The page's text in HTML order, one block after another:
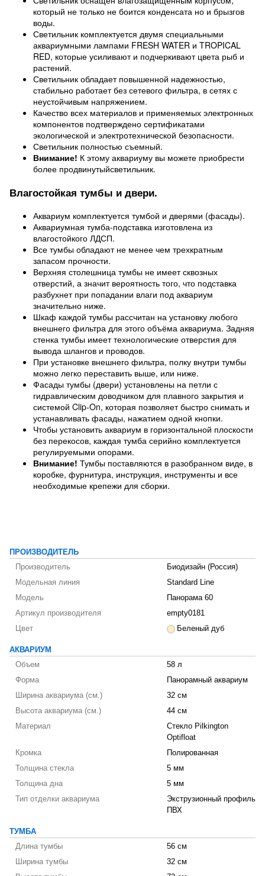
который не только не боится конденсата но и брызгов
воды.
Светильник комплектуется двумя специальными
аквариумными лампами FRESH WATER и TROPICAL
RED, которые усиливают и подчеркивают цвета рыб и
растений.
Светильник обладает повышенной надежностью,
стабильно работает без сетевого фильтра, в сетях с
неустойчивым напряжением.
Качество всех материалов и применяемых электронных
компонентов подтверждено сертификатами
экологической и электротехнической безопасности.
Светильник полностью съемный.
Внимание! К этому аквариуму вы можете приобрести
более продвинутыйсветильник.
Влагостойкая тумбы и двери.
Аквариум комплектуется тумбой и дверями (фасады).
Аквариумная тумба-подставка изготовлена из
влагостойкого ЛДСП.
Все тумбы обладают не менее чем трехкратным
запасом прочности.
Верхняя столешница тумбы не имеет сквозных
отверстий, а значит вероятность того, что подставка
разбухнет при попадании влаги под аквариум
значительно ниже.
Шкаф каждой тумбы рассчитан на установку любого
внешнего фильтра для этого объёма аквариума. Задняя
стенка тумбы имеет технологические отверстия для
вывода шлангов и проводов.
При установке внешнего фильтра, полку внутри тумбы
можно легко переставить выше, или ниже.
Фасады тумбы (двери) установлены на петли с
гидравлическим доводчиком для плавного закрытия и
системой Clip-On, которая позволяет быстро снимать и
устанавливать фасады, нажатием одной кнопки.
Чтобы установить аквариум в горизонтальной плоскости
без перекосов, каждая тумба серийно комплектуется
регулируемыми опорами.
Внимание! Тумбы поставляются в разобранном виде, в
коробке, фурнитура, инструкция, инструменты и все
необходимые крепежи для сборки.
ПРОИЗВОДИТЕЛЬ
Производитель
Биодизайн (Россия)
Модельная линия
Standard Line
Модель
Панорама 60
Артикул производителя
empty0181
Цвет
Беленый дуб
АКВАРИУМ
Объем
58 л
Форма
Панорамный аквариум
Ширина аквариума (см.)
32 см
Высота аквариума (см.)
44 см
Материал
Стекло Pilkington
Optifloat
Кромка
Полированная
Толщина стекла
5 мм
Толщина дна
5 мм
Тип отделки аквариума
Экструзионный профиль
ПВХ
ТУМБА
Длина тумбы
56 см
Ширина тумбы
32 см